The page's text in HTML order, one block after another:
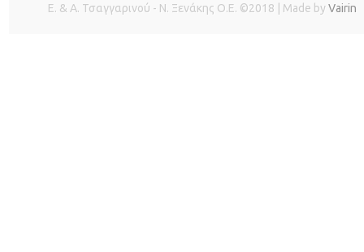
Ε. & Α. Τσαγγαρινού - Ν. Ξενάκης O.E. ©2018 | Made byVairin